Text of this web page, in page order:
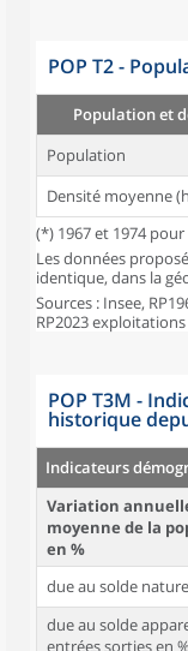
POP T2 -
Population et
Population
Densité moyenne
(*) 1967 et 1974 pour
Les données
identique, dans la
Sources : Insee,
RP2023
POP T3M -
historique
Indicateurs
Variation
moyenne de la
en %
due au solde
due au solde
entrées sorties en %